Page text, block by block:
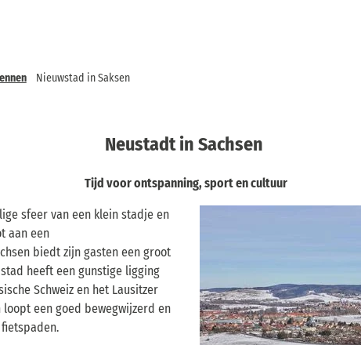
Nieuwstad in Saksen
Neustadt in Sachsen
Tijd voor ontspanning, sport en cultuur
sfeer van een klein stadje en
aan een
biedt zijn gasten een groot
heeft een gunstige ligging
Schweiz en het Lausitzer
een goed bewegwijzerd en